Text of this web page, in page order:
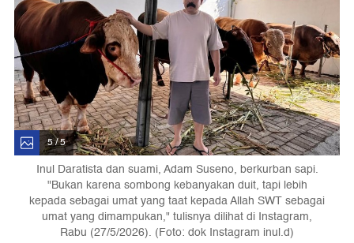
5 / 5
Inul Daratista dan suami, Adam Suseno, berkurban sapi.
"Bukan karena sombong kebanyakan duit, tapi lebih
kepada sebagai umat yang taat kepada Allah SWT sebagai
umat yang dimampukan," tulisnya dilihat di Instagram,
Rabu (27/5/2026). (Foto: dok Instagram inul.d)